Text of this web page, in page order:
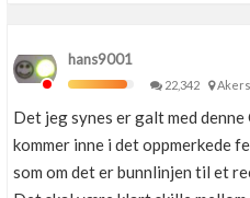
hans9001
22,342
Det jeg synes er galt med
kommer inne i det oppmerkede
som om det er bunnlinjen til et